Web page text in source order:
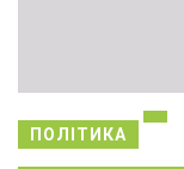
ПОЛІТИКА